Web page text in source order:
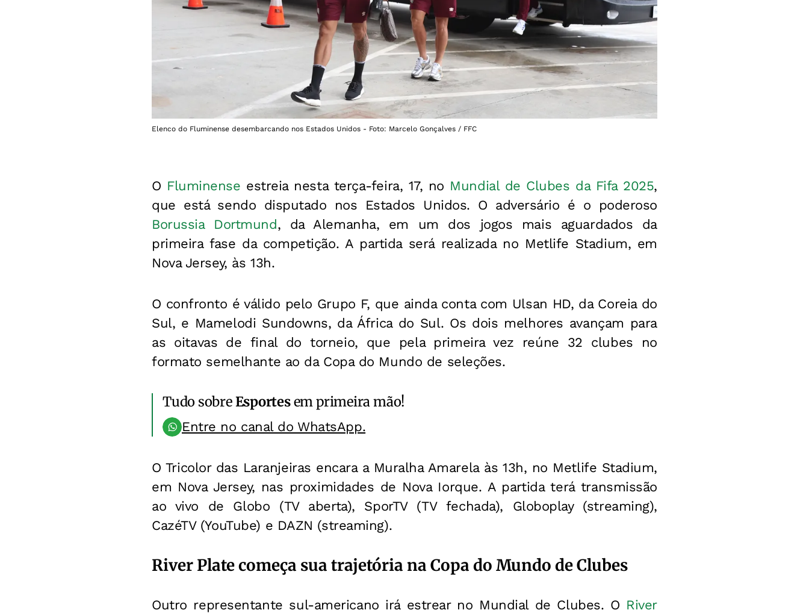
Elenco do Fluminense desembarcando nos Estados Unidos - Foto: Marcelo Gonçalves / FFC
O Fluminense estreia nesta terça-feira, 17, no Mundial de Clubes da Fifa 2025,
que está sendo disputado nos Estados Unidos. O adversário é o poderoso
Borussia Dortmund, da Alemanha, em um dos jogos mais aguardados da
primeira fase da competição. A partida será realizada no Metlife Stadium, em
Nova Jersey, às 13h.
O confronto é válido pelo Grupo F, que ainda conta com Ulsan HD, da Coreia do
Sul, e Mamelodi Sundowns, da África do Sul. Os dois melhores avançam para
as oitavas de final do torneio, que pela primeira vez reúne 32 clubes no
formato semelhante ao da Copa do Mundo de seleções.
Tudo sobreEsportesem primeira mão!
Entre no canal do WhatsApp.
O Tricolor das Laranjeiras encara a Muralha Amarela às 13h, no Metlife Stadium,
em Nova Jersey, nas proximidades de Nova Iorque. A partida terá transmissão
ao vivo de Globo (TV aberta), SporTV (TV fechada), Globoplay (streaming),
CazéTV (YouTube) e DAZN (streaming).
River Plate começa sua trajetória na Copa do Mundo de Clubes
Outro representante sul-americano irá estrear no Mundial de Clubes. O River